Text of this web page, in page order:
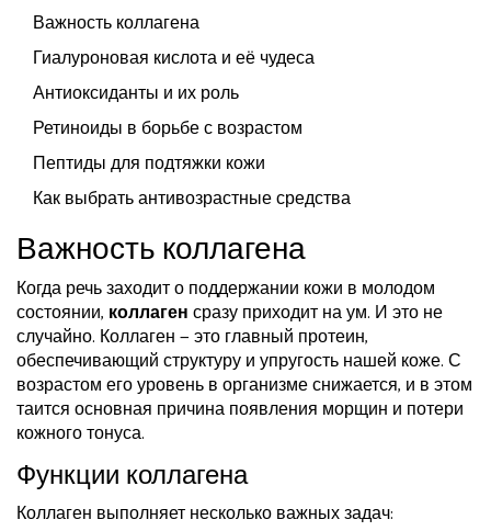
Важность коллагена
Гиалуроновая кислота и её чудеса
Антиоксиданты и их роль
Ретиноиды в борьбе с возрастом
Пептиды для подтяжки кожи
Как выбрать антивозрастные средства
Важность коллагена
Когда речь заходит о поддержании кожи в молодом
состоянии, коллагенсразу приходит на ум. И это не
случайно. Коллаген — это главный протеин,
обеспечивающий структуру и упругость нашей коже. С
возрастом его уровень в организме снижается, и в этом
таится основная причина появления морщин и потери
кожного тонуса.
Функции коллагена
Коллаген выполняет несколько важных задач: